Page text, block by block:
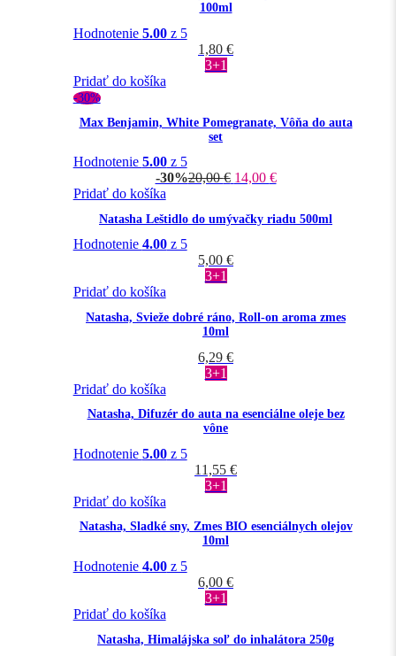
100ml
Hodnotenie 5.00z 5
1,80 €
3+1
Pridať do košíka
-30%
Max Benjamin, White Pomegranate, Vôňa do auta
set
Hodnotenie 5.00z 5
-30%20,00€ 14,00 €
Pridať do košíka
Natasha Leštidlo do umývačky riadu 500ml
Hodnotenie 4.00z 5
5,00 €
3+1
Pridať do košíka
Natasha, Svieže dobré ráno, Roll-on aroma zmes
10ml
6,29 €
3+1
Pridať do košíka
Natasha, Difuzér do auta na esenciálne oleje bez
vône
Hodnotenie 5.00z 5
11,55 €
3+1
Pridať do košíka
Natasha, Sladké sny, Zmes BIO esenciálnych olejov
10ml
Hodnotenie 4.00z 5
6,00 €
3+1
Pridať do košíka
Natasha, Himalájska soľ do inhalátora 250g